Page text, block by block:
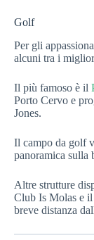
Golf
Per gli
alcuni tra i
Il più famoso è il
Porto Cervo e
Jones.
Il campo da golf
panoramica sulla
Altre strutture
Club Is Molas e
breve distanza